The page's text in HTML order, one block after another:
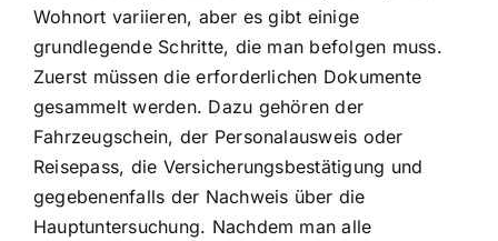
Wohnort variieren, aber es gibt einige
grundlegende Schritte, die man befolgen muss.
Zuerst müssen die erforderlichen Dokumente
gesammelt werden. Dazu gehören der
Fahrzeugschein, der Personalausweis oder
Reisepass, die Versicherungsbestätigung und
gegebenenfalls der Nachweis über die
Hauptuntersuchung. Nachdem man alle